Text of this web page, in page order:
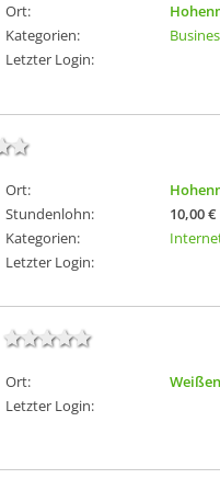
Ort:
Kategorien:
Letzter Login:
Ort:
Stundenlohn:
10,00 €
Kategorien:
Letzter Login:
Ort:
Letzter Login: